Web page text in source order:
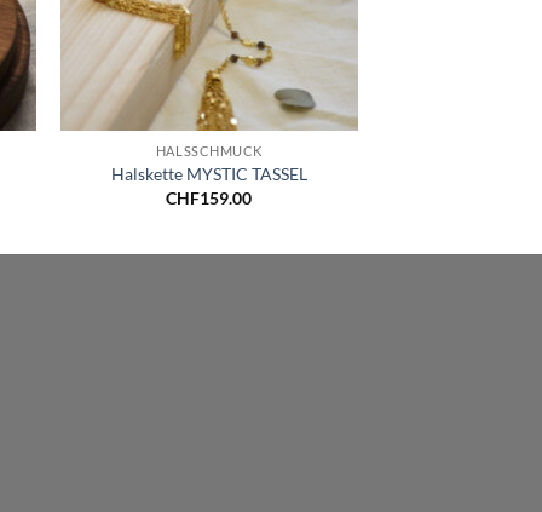
HALSSCHMUCK
Halskette MYSTIC TASSEL
CHF159.00